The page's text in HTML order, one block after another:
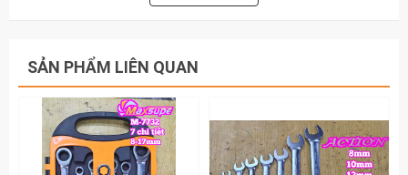
SẢN PHẨM LIÊN QUAN